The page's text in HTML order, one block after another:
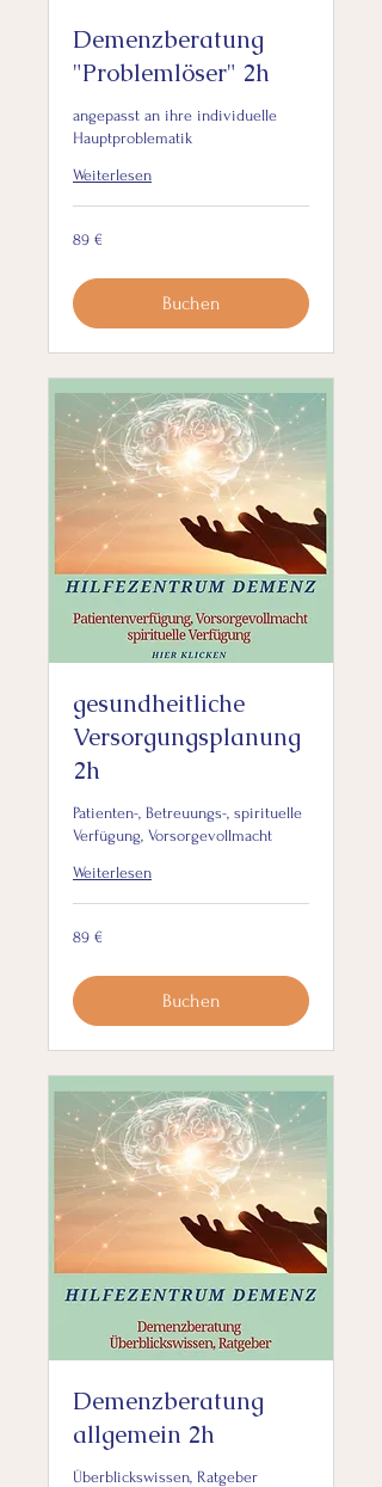
Demenzberatung
"Problemlöser" 2h
angepasst an ihre individuelle
Hauptproblematik
Weiterlesen
89
Euro
89 €
Buchen
gesundheitliche
Versorgungsplanung
2h
Patienten-, Betreuungs-, spirituelle
Verfügung, Vorsorgevollmacht
Weiterlesen
89
Euro
89 €
Buchen
Demenzberatung
allgemein 2h
Überblickswissen, Ratgeber